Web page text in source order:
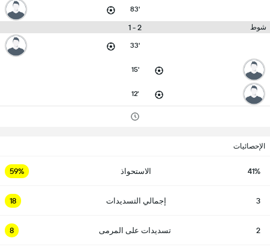
83'
شوط 2 - 1
33'
15'
12'
الإحصائيات
41% الاستحواذ 59%
3 إجمالي التسديدات 18
2 تسديدات على المرمى 8